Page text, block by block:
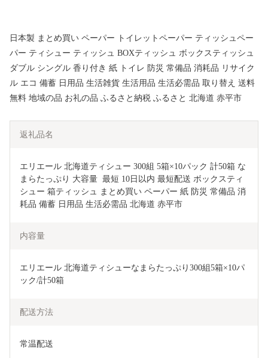
日本製 まとめ買い ペーパー トイレットペーパー ティッシュペー
パー ティシュー ティッシュ BOXティッシュ ボックスティッシュ
ダブル シングル 香り付き 紙 トイレ 防災 常備品 消耗品 リサイク
ル エコ 備蓄 日用品 生活雑貨 生活用品 生活必需品 取り替え 送料
無料 地域の品 お礼の品 ふるさと納税 ふるさと 北海道 赤平市
返礼品名
エリエール 北海道ティシュー 300組 5箱×10パック 計50箱 な
まらたっぷり 大容量  最短 10日以内 最短配送 ボックスティ
シュー 箱ティッシュ まとめ買い ペーパー 紙 防災 常備品 消
耗品 備蓄 日用品 生活必需品 北海道 赤平市
内容量
エリエール 北海道ティシューなまらたっぷり300組5箱×10パ
ック/計50箱
配送方法
常温配送